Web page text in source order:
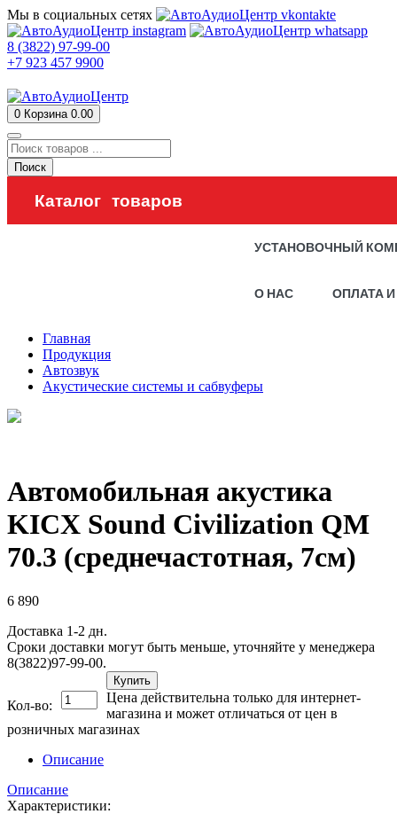
Мы в социальных сетях
8 (3822) 97-99-00
+7 923 457 9900
0 Корзина 0.00
Поиск
Каталог товаров
УСТАНОВОЧНЫЙ
О НАС ОПЛАТА
Главная
Продукция
Автозвук
Акустические системы и сабвуферы
Автомобильная акустика
KICX Sound Civilization QM
70.3 (среднечастотная, 7см)
6 890
Доставка 1-2 дн.
Сроки доставки могут быть меньше, уточняйте у менеджера
8(3822)97-99-00.
Кол-во:
Купить
Цена действительна только для интернет-
магазина и может отличаться от цен в
розничных магазинах
Описание
Описание
Характеристики: